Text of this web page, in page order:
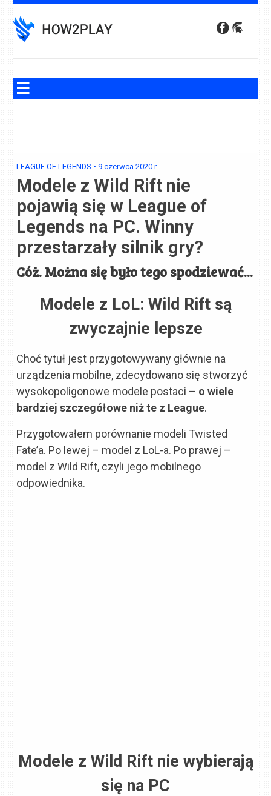
to
content
LEAGUE OF LEGENDS •9 czerwca 2020 r.
Modele z Wild Rift nie
pojawią się w League of
Legends na PC. Winny
przestarzały silnik gry?
Cóż. Można się było tego spodziewać...
Modele z LoL: Wild Rift są
zwyczajnie lepsze
Choć tytuł jest przygotowywany głównie na
urządzenia mobilne, zdecydowano się stworzyć
wysokopoligonowe modele postaci – o wiele
bardziej szczegółowe niż te z League.
Przygotowałem porównanie modeli Twisted
Fate’a. Po lewej – model z LoL-a. Po prawej –
model z Wild Rift, czyli jego mobilnego
odpowiednika.
Modele z Wild Rift nie wybierają
się na PC